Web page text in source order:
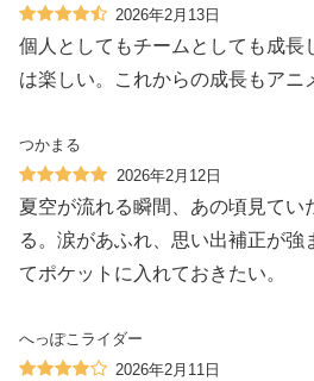
2026年2月13日
個人としてもチームとしても成長
は楽しい。これからの成長もアニ
つかまる
2026年2月12日
夏空が流れる瞬間、あの頃見てい
る。涙があふれ、思い出補正が強
てポケットに入れておきたい。
へっぽこライダー
2026年2月11日